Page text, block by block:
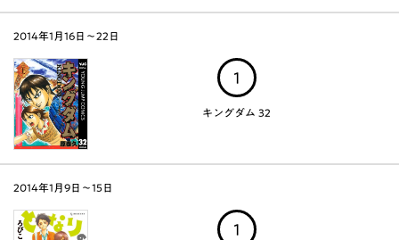
2014年1月16日～22日
1
キングダム 32
2014年1月9日～15日
1